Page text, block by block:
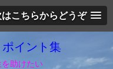
はこちらからどうぞ
イント集
助けたい